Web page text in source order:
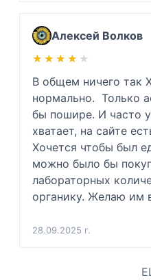
Алексей Волков
★★★★★
★★★★★
В общем ничего так
нормально.  Только
бы пошире. И часто
хватает, на сайте
Хочется чтобы был
можно было бы
лабораторных
органику. Желаю им
28.09.2025 г.